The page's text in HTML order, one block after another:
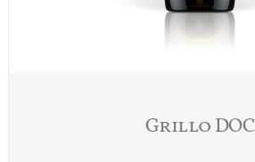
Grillo DOC